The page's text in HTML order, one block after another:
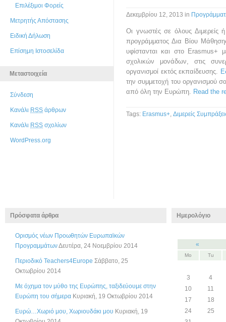
Επιλέξιμοι Φορείς
Μετρητής Απόστασης
Ειδική Δήλωση
Επίσημη Ιστοσελίδα
Μεταστοιχεία
Σύνδεση
Κανάλι RSS άρθρων
Κανάλι RSS σχολίων
WordPress.org
Δεκεμβρίου 12, 2013 in
Οι γνωστές σε όλους Διμερείς
προγράμματος Δια Βίου
υφίστανται και στο
σχολικών μονάδων, στις
οργανισμοί εκτός εκπαίδευσης.
την συμμετοχή του οργανισμού
από όλη την Ευρώπη. Read the
Tags: Erasmus+, Διμερείς
Πρόσφατα άρθρα
Ορισμός νέων Προωθητών Ευρωπαϊκών
ΠρογραμμάτωνΔευτέρα, 24 Νοεμβρίου 2014
Περιοδικό Teachers4Europe Σάββατο, 25
Οκτωβρίου 2014
Με όχημα τον μύθο της Ευρώπης, ταξιδεύουμε στην
Ευρώπη του σήμερα Κυριακή, 19 Οκτωβρίου 2014
Ευρώ…Χωριό μου, Χωριουδάκι μου Κυριακή, 19
Ημερολόγιο
«
Mo Tu
3
4
10
11
17
18
24
25